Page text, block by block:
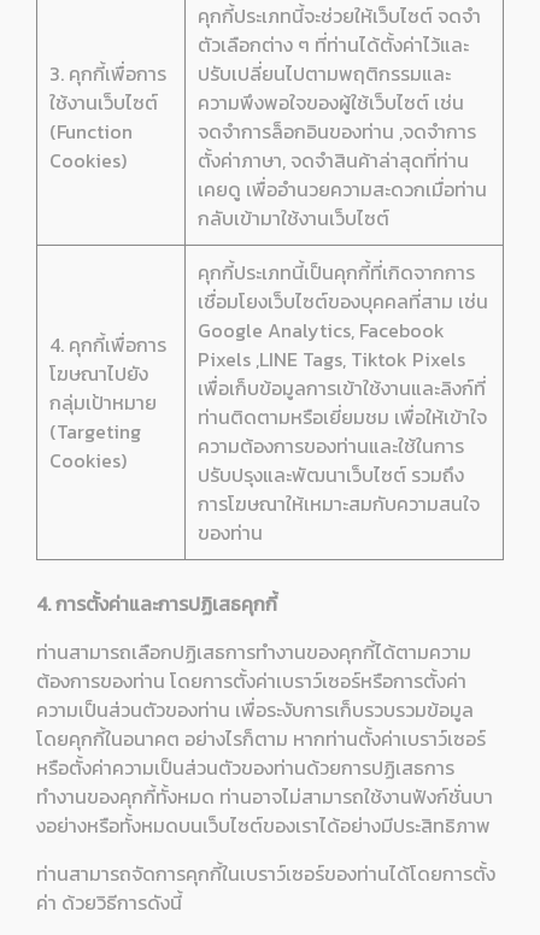
3. คุกกี้เพื่อการ
ใช้งานเว็บไซต์
(Function
Cookies)
คุกกี้ประเภทนี้จะช่วยให้เว็บไซต์ จดจำ
ตัวเลือกต่าง ๆ ที่ท่านได้ตั้งค่าไว้และ
ปรับเปลี่ยนไปตามพฤติกรรมและ
ความพึงพอใจของผู้ใช้เว็บไซต์ เช่น
จดจำการล็อกอินของท่าน ,จดจำการ
ตั้งค่าภาษา, จดจำสินค้าล่าสุดที่ท่าน
เคยดู เพื่ออำนวยความสะดวกเมื่อท่าน
กลับเข้ามาใช้งานเว็บไซต์
4. คุกกี้เพื่อการ
โฆษณาไปยัง
กลุ่มเป้าหมาย
(Targeting
Cookies)
คุกกี้ประเภทนี้เป็นคุกกี้ที่เกิดจากการ
เชื่อมโยงเว็บไซต์ของบุคคลที่สาม เช่น
Google Analytics, Facebook
Pixels ,LINE Tags, Tiktok Pixels
เพื่อเก็บข้อมูลการเข้าใช้งานและลิงก์ที่
ท่านติดตามหรือเยี่ยมชม เพื่อให้เข้าใจ
ความต้องการของท่านและใช้ในการ
ปรับปรุงและพัฒนาเว็บไซต์ รวมถึง
การโฆษณาให้เหมาะสมกับความสนใจ
ของท่าน
4. การตั้งค่าและการปฏิเสธคุกกี้
ท่านสามารถเลือกปฏิเสธการทำงานของคุกกี้ได้ตามความ
ต้องการของท่าน โดยการตั้งค่าเบราว์เซอร์หรือการตั้งค่า
ความเป็นส่วนตัวของท่าน เพื่อระงับการเก็บรวบรวมข้อมูล
โดยคุกกี้ในอนาคต อย่างไรก็ตาม หากท่านตั้งค่าเบราว์เซอร์
หรือตั้งค่าความเป็นส่วนตัวของท่านด้วยการปฏิเสธการ
ทำงานของคุกกี้ทั้งหมด ท่านอาจไม่สามารถใช้งานฟังก์ชั่นบา
งอย่างหรือทั้งหมดบนเว็บไซต์ของเราได้อย่างมีประสิทธิภาพ
ท่านสามารถจัดการคุกกี้ในเบราว์เซอร์ของท่านได้โดยการตั้ง
ค่า ด้วยวิธีการดังนี้